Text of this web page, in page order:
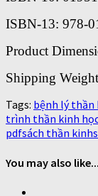
ISBN-13: 978-
Product
Shipping
Tags: bệnh lý thần
trình thần kinh
pdfsách thần kinh
You may also like...